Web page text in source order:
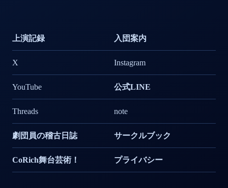
上演記録 入団案内
X Instagram
YouTube 公式LINE
Threads note
劇団員の稽古日誌 サークルブック
CoRich舞台芸術！ プライバシー